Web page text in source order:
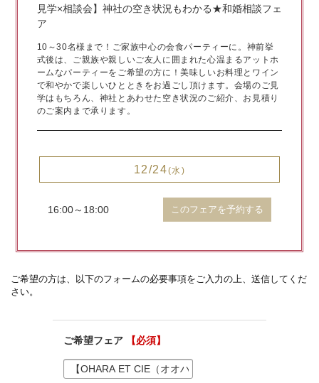
見学×相談会】神社の空き状況もわかる★和婚相談フェ
ア
10～30名様まで！ご家族中心の会食パーティーに。神前挙
式後は、ご親族や親しいご友人に囲まれた心温まるアットホ
ームなパーティーをご希望の方に！美味しいお料理とワイン
で和やかで楽しいひとときをお過ごし頂けます。会場のご見
学はもちろん、神社とあわせた空き状況のご紹介、お見積り
のご案内まで承ります。
12/24(水)
16:00～18:00 このフェアを予約する